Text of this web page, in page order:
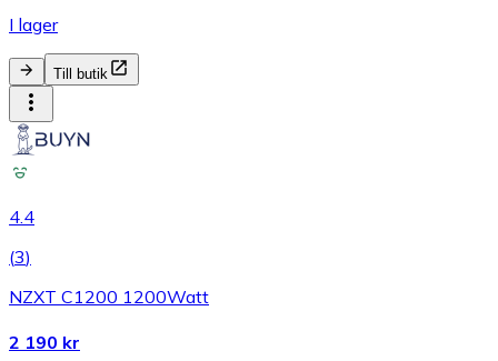
I lager
Till butik
4.4
(3)
NZXT C1200 1200Watt
2 190 kr